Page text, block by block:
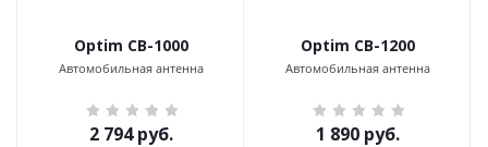
Optim CB-1000
Автомобильная антенна
2 794руб.
Optim CB-1200
Автомобильная антенна
1 890руб.